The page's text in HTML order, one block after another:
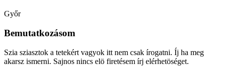
Győr
Bemutatkozásom
Szia sziasztok a tetekért vagyok itt nem csak írogatni. Íj ha meg
akarsz ismerni. Sajnos nincs elö firetésem írj elérhetöséget.